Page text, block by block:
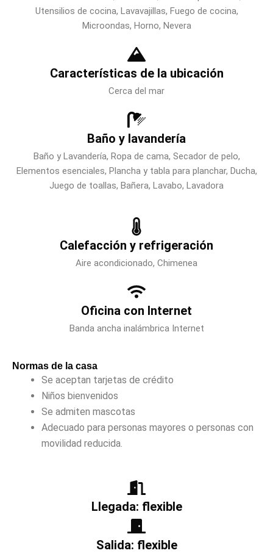
Utensilios de cocina, Lavavajillas, Fuego de cocina,
Microondas, Horno, Nevera
Características de la ubicación
Cerca del mar
Baño y lavandería
Baño y Lavandería, Ropa de cama, Secador de pelo,
Elementos esenciales, Plancha y tabla para planchar, Ducha,
Juego de toallas, Bañera, Lavabo, Lavadora
Calefacción y refrigeración
Aire acondicionado, Chimenea
Oficina con Internet
Banda ancha inalámbrica Internet
Normas de la casa
Se aceptan tarjetas de crédito
Niños bienvenidos
Se admiten mascotas
Adecuado para personas mayores o personas con
movilidad reducida.
Llegada: flexible
Salida: flexible